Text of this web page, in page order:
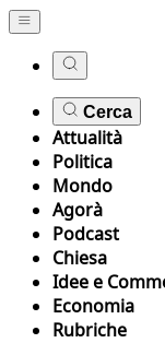
Cerca
Attualità
Politica
Mondo
Agorà
Podcast
Chiesa
Idee e
Economia
Rubriche